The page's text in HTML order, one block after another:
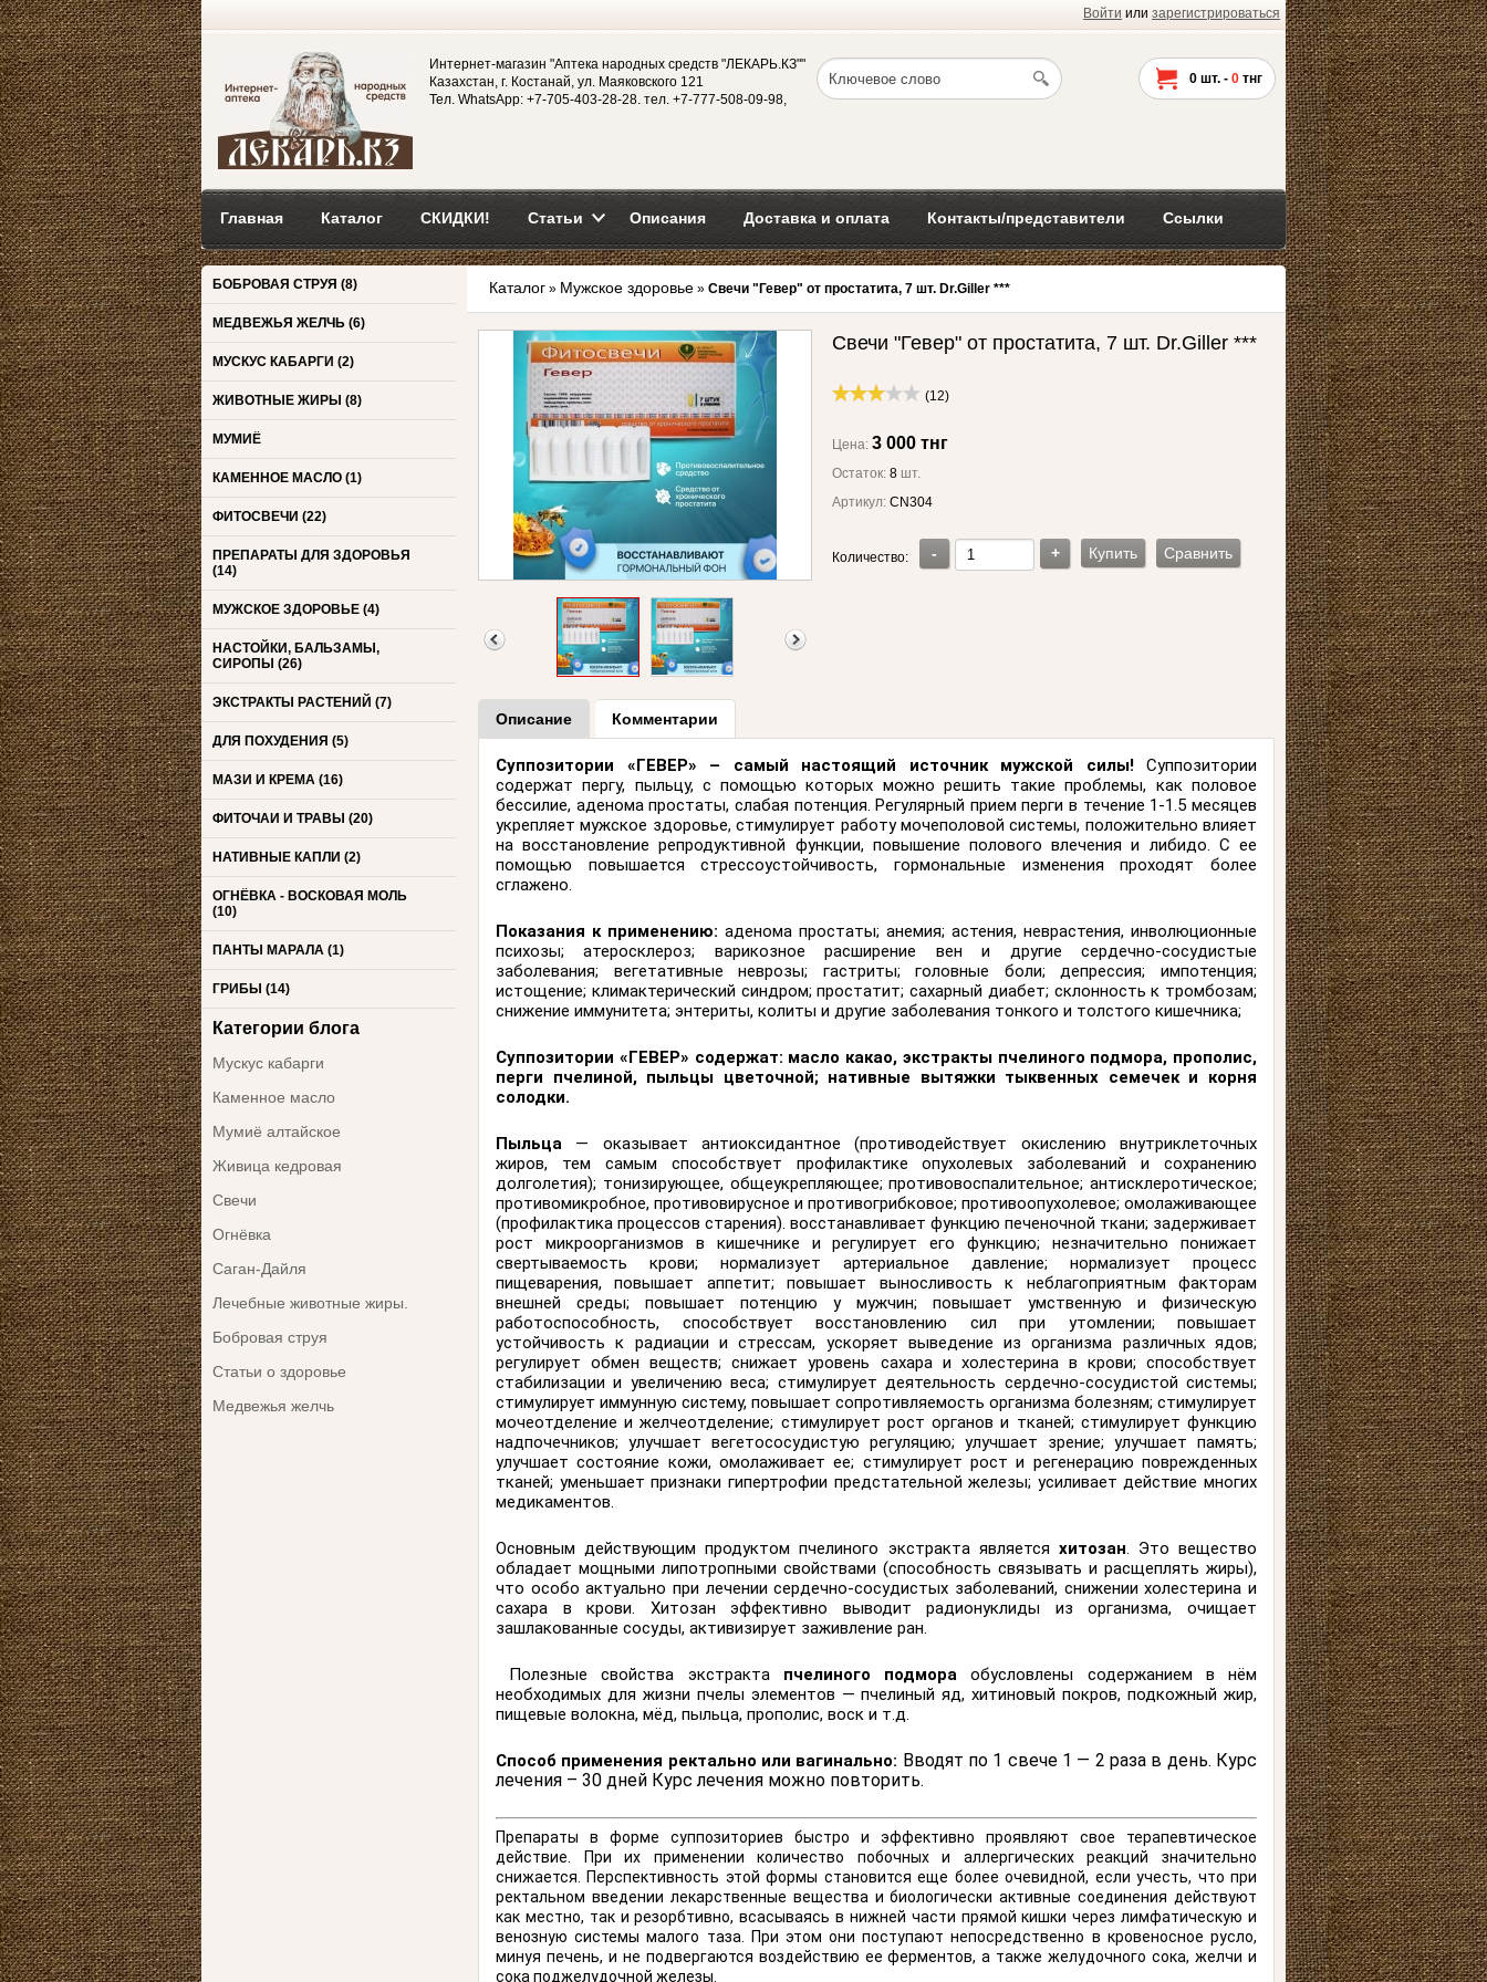
Войти или зарегистрироваться
Интернет-магазин "Аптека народных средств "ЛЕКАРЬ.КЗ""
Казахстан, г. Костанай, ул. Маяковского 121
Тел. WhatsApp: +7-705-403-28-28. тел. +7-777-508-09-98,
0 шт. - 0 тнг
Главная Каталог СКИДКИ! Статьи Описания Доставка и оплата Контакты/представители Ссылки
БОБРОВАЯ СТРУЯ (8)
МЕДВЕЖЬЯ ЖЕЛЧЬ (6)
МУСКУС КАБАРГИ (2)
ЖИВОТНЫЕ ЖИРЫ (8)
МУМИЁ
КАМЕННОЕ МАСЛО (1)
ФИТОСВЕЧИ (22)
ПРЕПАРАТЫ ДЛЯ ЗДОРОВЬЯ
(14)
МУЖСКОЕ ЗДОРОВЬЕ (4)
НАСТОЙКИ, БАЛЬЗАМЫ,
СИРОПЫ (26)
ЭКСТРАКТЫ РАСТЕНИЙ (7)
ДЛЯ ПОХУДЕНИЯ (5)
МАЗИ И КРЕМА (16)
ФИТОЧАИ И ТРАВЫ (20)
НАТИВНЫЕ КАПЛИ (2)
ОГНЁВКА - ВОСКОВАЯ МОЛЬ
(10)
ПАНТЫ МАРАЛА (1)
ГРИБЫ (14)
Категории блога
Мускус кабарги
Каменное масло
Мумиё алтайское
Живица кедровая
Свечи
Огнёвка
Саган-Дайля
Лечебные животные жиры.
Бобровая струя
Статьи о здоровье
Медвежья желчь
Каталог » Мужское здоровье » Свечи "Гевер" от простатита, 7 шт. Dr.Giller ***
Свечи "Гевер" от простатита, 7 шт. Dr.Giller ***
(12)
Цена: 3 000 тнг
Остаток: 8 шт.
Артикул: CN304
Количество: +
- Купить Сравнить
Описание Комментарии
Суппозитории «ГЕВЕР» – самый настоящий источник мужской силы!Суппозитории
содержат пергу, пыльцу, с помощью которых можно решить такие проблемы, как половое
бессилие, аденома простаты, слабая потенция. Регулярный прием перги в течение 1-1.5 месяцев
укрепляет мужское здоровье, стимулирует работу мочеполовой системы, положительно влияет
на восстановление репродуктивной функции, повышение полового влечения и либидо. С ее
помощью повышается стрессоустойчивость, гормональные изменения проходят более
сглажено.
Показания к применению: аденома простаты; анемия; астения, неврастения, инволюционные
психозы; атеросклероз; варикозное расширение вен и другие сердечно-сосудистые
заболевания; вегетативные неврозы; гастриты; головные боли; депрессия; импотенция;
истощение; климактерический синдром; простатит; сахарный диабет; склонность к тромбозам;
снижение иммунитета; энтериты, колиты и другие заболевания тонкого и толстого кишечника;
Суппозитории «ГЕВЕР» содержат: масло какао, экстракты пчелиного подмора, прополис,
перги пчелиной, пыльцы цветочной; нативные вытяжки тыквенных семечек и корня
солодки.
Пыльца — оказывает антиоксидантное (противодействует окислению внутриклеточных
жиров, тем самым способствует профилактике опухолевых заболеваний и сохранению
долголетия); тонизирующее, общеукрепляющее; противовоспалительное; антисклеротическое;
противомикробное, противовирусное и противогрибковое; противоопухолевое; омолаживающее
(профилактика процессов старения). восстанавливает функцию печеночной ткани; задерживает
рост микроорганизмов в кишечнике и регулирует его функцию; незначительно понижает
свертываемость крови; нормализует артериальное давление; нормализует процесс
пищеварения, повышает аппетит; повышает выносливость к неблагоприятным факторам
внешней среды; повышает потенцию у мужчин; повышает умственную и физическую
работоспособность, способствует восстановлению сил при утомлении; повышает
устойчивость к радиации и стрессам, ускоряет выведение из организма различных ядов;
регулирует обмен веществ; снижает уровень сахара и холестерина в крови; способствует
стабилизации и увеличению веса; стимулирует деятельность сердечно-сосудистой системы;
стимулирует иммунную систему, повышает сопротивляемость организма болезням; стимулирует
мочеотделение и желчеотделение; стимулирует рост органов и тканей; стимулирует функцию
надпочечников; улучшает вегетососудистую регуляцию; улучшает зрение; улучшает память;
улучшает состояние кожи, омолаживает ее; стимулирует рост и регенерацию поврежденных
тканей; уменьшает признаки гипертрофии предстательной железы; усиливает действие многих
медикаментов.
Основным действующим продуктом пчелиного экстракта является хитозан. Это вещество
обладает мощными липотропными свойствами (способность связывать и расщеплять жиры),
что особо актуально при лечении сердечно-сосудистых заболеваний, снижении холестерина и
сахара в крови. Хитозан эффективно выводит радионуклиды из организма, очищает
зашлакованные сосуды, активизирует заживление ран.
Полезные свойства экстракта пчелиного подмора обусловлены содержанием в нём
необходимых для жизни пчелы элементов — пчелиный яд, хитиновый покров, подкожный жир,
пищевые волокна, мёд, пыльца, прополис, воск и т.д.
Способ применения ректально или вагинально: Вводят пo 1 свече 1 — 2 раза в день. Курс
лечения – 30 дней Курс лечения можно повторить.
Препараты в форме суппозиториев быстро и эффективно проявляют свое терапевтическое
действие. При их применении количество побочных и аллергических реакций значительно
снижается. Перспективность этой формы становится еще более очевидной, если учесть, что при
ректальном введении лекарственные вещества и биологически активные соединения действуют
как местно, так и резорбтивно, всасываясь в нижней части прямой кишки через лимфатическую и
венозную системы малого таза. При этом они поступают непосредственно в кровеносное русло,
минуя печень, и не подвергаются воздействию ее ферментов, а также желудочного сока, желчи и
сока поджелудочной железы.